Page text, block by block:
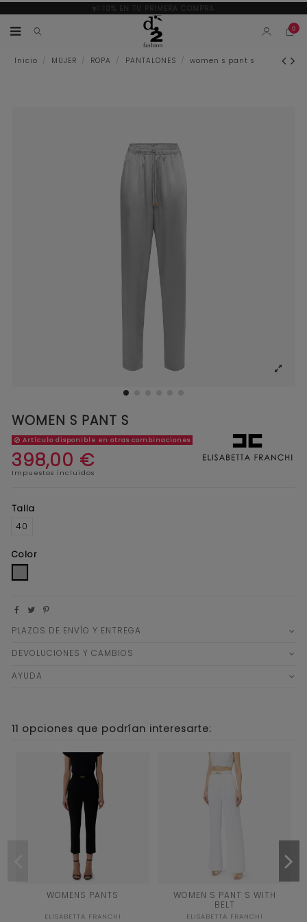
10% EN TU PRIMERA COMPRA
0
Inicio MUJER ROPA PANTALONES women s pant s
WOMEN S PANT S
Artículo disponible en otras combinaciones
398,00 €
Impuestos incluidos
Talla
40
Color
PLAZOS DE ENVÍO Y ENTREGA
DEVOLUCIONES Y CAMBIOS
AYUDA
11 opciones que podrían interesarte:
WOMENS PANTS
ELISABETTA FRANCHI
WOMEN S PANT S WITH
BELT
ELISABETTA FRANCHI
AVORIO